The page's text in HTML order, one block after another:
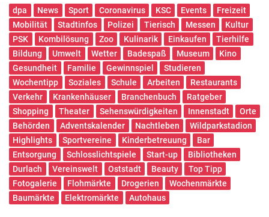
dpa News Sport Coronavirus KSC Events
Freizeit
Mobilität
Stadtinfos Polizei Tierisch Messen
Kultur
PSK
Kombilösung Zoo Kulinarik Einkaufen
Tierhilfe
Bildung
Umwelt Wetter Badespaß Museum
Kino
Gesundheit
Familie Gewinnspiel
Studieren
Wochentipp
Soziales Schule Arbeiten
Restaurants
Verkehr
Krankenhäuser Branchenbuch
Ratgeber
Shopping
Theater Sehenswürdigkeiten Innenstadt
Orte
Behörden
Adventskalender Nachtleben
Wildparkstadion
Highlights
Sportvereine Kinderbetreuung
Bar
Entsorgung
Schlosslichtspiele Start-up
Bibliotheken
Durlach
Vereinswelt Oststadt Beauty
Top Tipp
Fotogalerie
Flohmärkte Drogerien
Wochenmärkte
Baumärkte
Elektromärkte Autohaus